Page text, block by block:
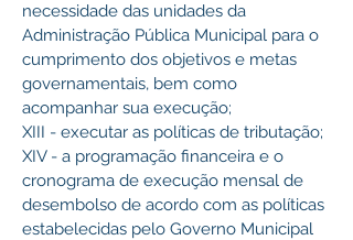
necessidade das unidades da
Administração Pública Municipal para o
cumprimento dos objetivos e metas
governamentais, bem como
acompanhar sua execução;
XIII - executar as políticas de tributação;
XIV - a programação financeira e o
cronograma de execução mensal de
desembolso de acordo com as políticas
estabelecidas pelo Governo Municipal